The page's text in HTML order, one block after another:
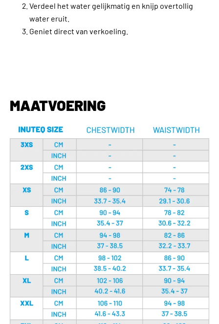
Verdeel het water gelijkmatig en knijp overtollig
water eruit.
Geniet direct van verkoeling.
MAATVOERING